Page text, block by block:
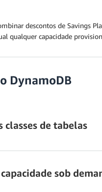
descontos de Savings
qualquer capacidade
DynamoDB
classes de tabelas
Standard-Infrequent Access
sob